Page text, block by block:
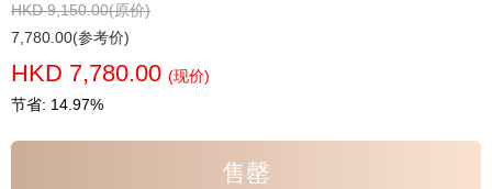
HKD 9,150.00(原价)
7,780.00(参考价)
HKD 7,780.00 (现价)
节省: 14.97%
售罄